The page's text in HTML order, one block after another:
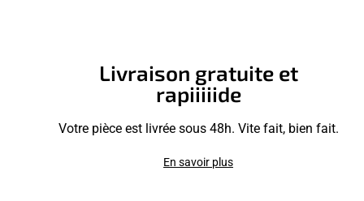
Livraison gratuite et
rapiiiiide
Votre pièce est livrée sous 48h. Vite fait, bien fait.
En savoir plus